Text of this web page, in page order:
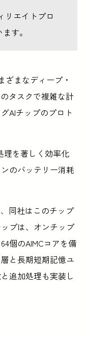
リエイトプロ
す。
ざまなディープ・
タスクで複雑な計
AIチップのプロト
理を著しく効率化
のバッテリー消耗
同社はこのチップ
プは、オンチップ
個のAIMCコアを備
と長期短期記憶ユ
追加処理も実装し